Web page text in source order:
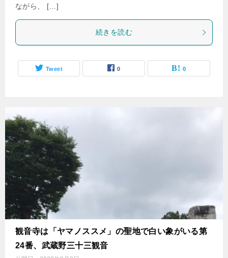
ながら、 […]
続きを読む
Tweet 0 0
観音寺は「ヤマノススメ」の聖地で白い象がいる第
24番、武蔵野三十三観音